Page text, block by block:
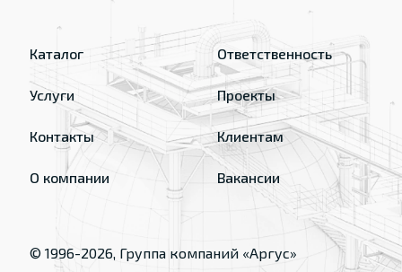
Каталог
Услуги
Контакты
О компании
Ответственность
Проекты
Клиентам
Вакансии
© 1996-2026, Группа компаний «Аргус»